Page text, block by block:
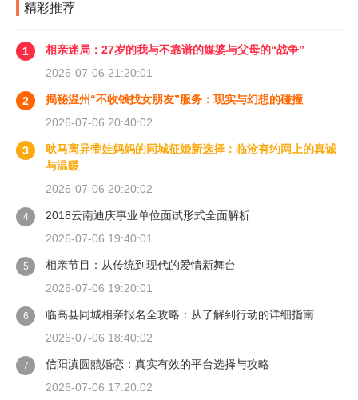
精彩推荐
1
相亲迷局：27岁的我与不靠谱的媒婆与父母的“战争”
2026-07-06 21:20:01
2
揭秘温州“不收钱找女朋友”服务：现实与幻想的碰撞
2026-07-06 20:40:02
3
耿马离异带娃妈妈的同城征婚新选择：临沧有约网上的真诚
与温暖
2026-07-06 20:20:02
4
2018云南迪庆事业单位面试形式全面解析
2026-07-06 19:40:01
5
相亲节目：从传统到现代的爱情新舞台
2026-07-06 19:20:01
6
临高县同城相亲报名全攻略：从了解到行动的详细指南
2026-07-06 18:40:02
7
信阳滇圆囍婚恋：真实有效的平台选择与攻略
2026-07-06 17:20:02